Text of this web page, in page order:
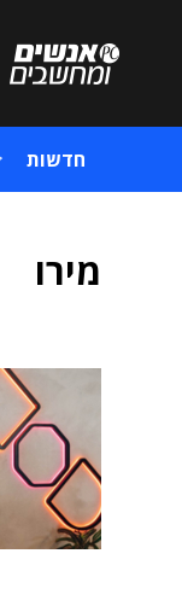
חדשות
מירו